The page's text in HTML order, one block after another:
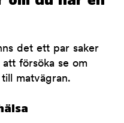
det ett par saker
försöka se om
matvägran.